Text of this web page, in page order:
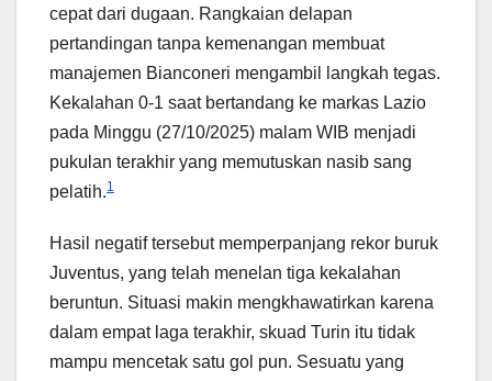
cepat dari dugaan. Rangkaian delapan
pertandingan tanpa kemenangan membuat
manajemen Bianconeri mengambil langkah tegas.
Kekalahan 0-1 saat bertandang ke markas Lazio
pada Minggu (27/10/2025) malam WIB menjadi
pukulan terakhir yang memutuskan nasib sang
pelatih.1
Hasil negatif tersebut memperpanjang rekor buruk
Juventus, yang telah menelan tiga kekalahan
beruntun. Situasi makin mengkhawatirkan karena
dalam empat laga terakhir, skuad Turin itu tidak
mampu mencetak satu gol pun. Sesuatu yang